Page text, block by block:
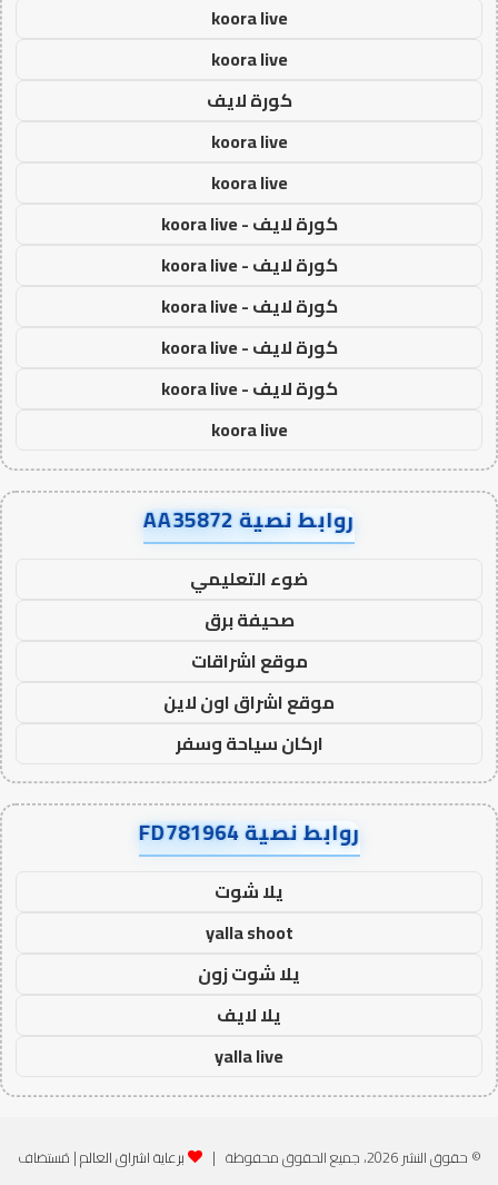
koora live
koora live
كورة لايف
koora live
koora live
كورة لايف - koora live
كورة لايف - koora live
كورة لايف - koora live
كورة لايف - koora live
كورة لايف - koora live
koora live
روابط نصية AA35872
ضوء التعليمي
صحيفة برق
موقع اشراقات
موقع اشراق اون لاين
اركان سياحة وسفر
روابط نصية FD781964
يلا شوت
yalla shoot
يلا شوت زون
يلا لايف
yalla live
© حقوق النشر 2026، جميع الحقوق محفوظة | برعاية اشراق العالم| مُستضاف